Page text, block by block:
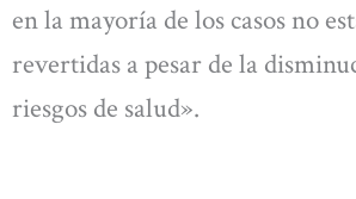
en la mayoría de los casos no
revertidas a pesar de la
riesgos de salud».